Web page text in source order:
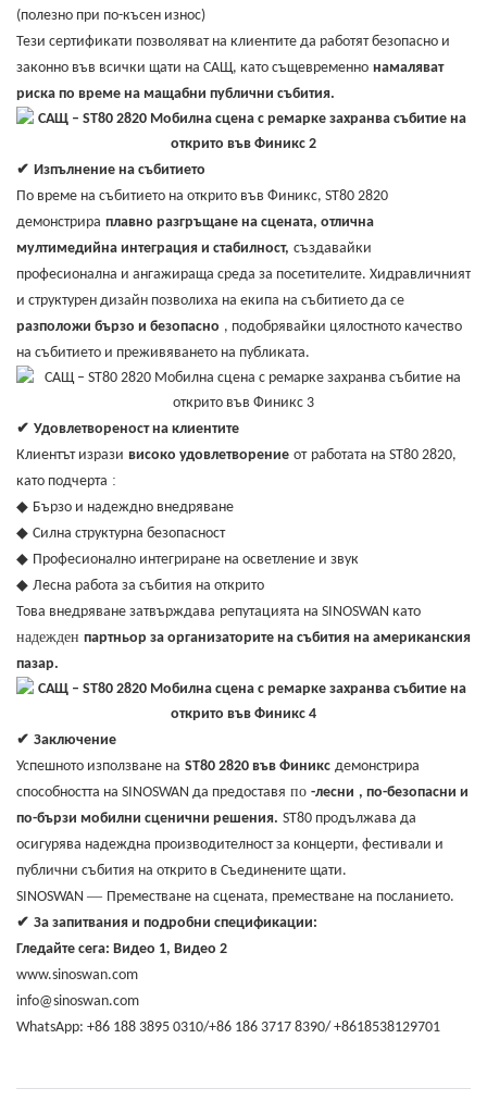
(полезно при по-късен износ)
Тези сертификати позволяват на клиентите да работят безопасно и
законно във всички щати на САЩ, като същевременно намаляват
риска по време на мащабни публични събития.
✔ Изпълнение на събитието
По време на събитието на открито във Финикс, ST80 2820
демонстрира плавно разгръщане на сцената, отлична
мултимедийна интеграция и стабилност, създавайки
професионална и ангажираща среда за посетителите. Хидравличният
и структурен дизайн позволиха на екипа на събитието да се
разположи бързо и безопасно , подобрявайки цялостното качество
на събитието и преживяването на публиката.
✔ Удовлетвореност на клиентите
Клиентът изрази високо удовлетворение от работата на ST80 2820,
като подчерта :
◆ Бързо и надеждно внедряване
◆ Силна структурна безопасност
◆ Професионално интегриране на осветление и звук
◆ Лесна работа за събития на открито
Това внедряване затвърждава репутацията на SINOSWAN като
надежден партньор за организаторите на събития на американския
пазар.
✔ Заключение
Успешното използване на ST80 2820 във Финикс демонстрира
способността на SINOSWAN да предоставя по -лесни , по-безопасни и
по-бързи мобилни сценични решения. ST80 продължава да
осигурява надеждна производителност за концерти, фестивали и
публични събития на открито в Съединените щати.
SINOSWAN — Преместване на сцената, преместване на посланието.
✔ За запитвания и подробни спецификации:
Гледайте сега: Видео 1, Видео 2
www.sinoswan.com
info@sinoswan.com
WhatsApp: +86 188 3895 0310/+86 186 3717 8390/ +8618538129701